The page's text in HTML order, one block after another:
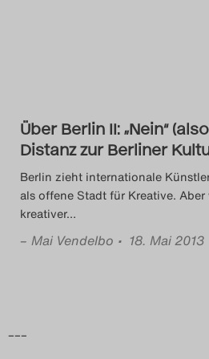
Das
Das
Über Berlin II: „Nein“
Distanz zur Berliner
Berlin zieht internationale
als offene Stadt für Kreative.
kreativer…
– Mai Vendelbo • 18. Mai 2013
–––